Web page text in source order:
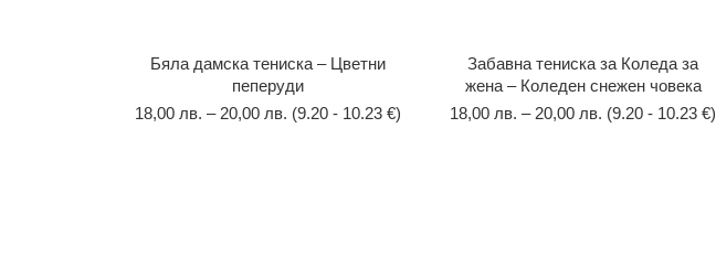
Бяла дамска тениска – Цветни
пеперуди
18,00 лв. – 20,00 лв. (9.20 - 10.23 €)
Забавна тениска за Коледа за
жена – Коледен снежен човека
18,00 лв. – 20,00 лв. (9.20 - 10.23 €)